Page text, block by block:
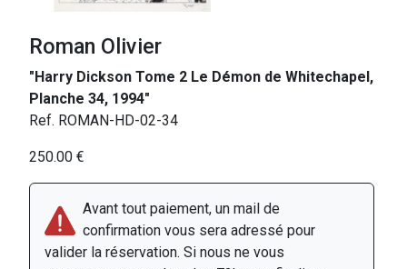
Roman Olivier
"Harry Dickson Tome 2 Le Démon de Whitechapel,
Planche 34, 1994"
Ref. ROMAN-HD-02-34
250.00 €
Avant tout paiement, un mail de
confirmation vous sera adressé pour
valider la réservation. Si nous ne vous